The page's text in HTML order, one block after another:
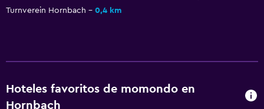
Turnverein Hornbach
0,4 km
Hoteles favoritos de momondo en
Hornbach